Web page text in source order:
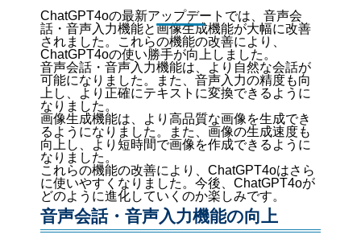
ChatGPT4oの最新アップデートでは、音声会
話・音声入力機能と画像生成機能が大幅に改善
されました。これらの機能の改善により、
ChatGPT4oの使い勝手が向上しました。
音声会話・音声入力機能は、より自然な会話が
可能になりました。また、音声入力の精度も向
上し、より正確にテキストに変換できるように
なりました。
画像生成機能は、より高品質な画像を生成でき
るようになりました。また、画像の生成速度も
向上し、より短時間で画像を作成できるように
なりました。
これらの機能の改善により、ChatGPT4oはさら
に使いやすくなりました。今後、ChatGPT4oが
どのように進化していくのか楽しみです。
音声会話・音声入力機能の向上